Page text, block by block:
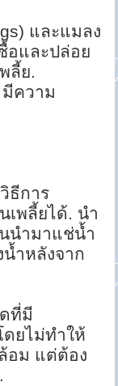
และแมลง
อและปล่อย
ลี้ย.
ความ
ธีการ
เพลี้ยได้. นำ
นำมาแช่น้ำ
ำหลังจาก
ที่มี
ยไม่ทำให้
อม แต่ต้อง